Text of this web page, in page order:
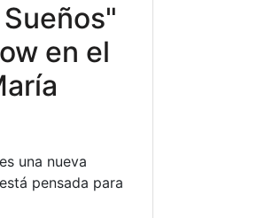
en el
una nueva
pensada para